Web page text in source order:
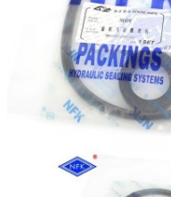
EC480D
EC700BLC
EC290BLC